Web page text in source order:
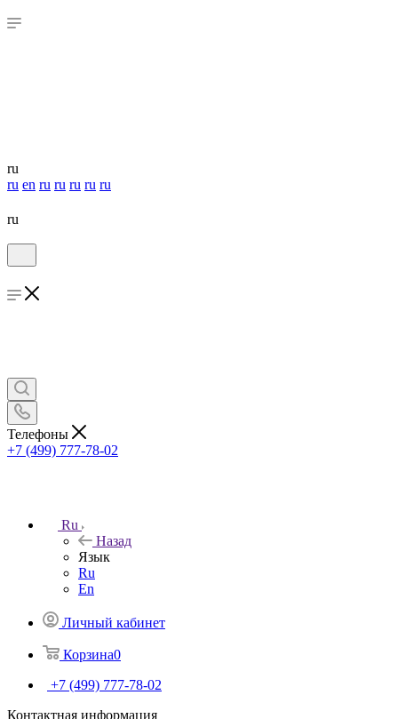
ru
ru en ru ru ru ru ru
ru
Телефоны
+7 (499) 777-78-02
Ru
Назад
Язык
Ru
En
Личный кабинет
Корзина0
+7 (499) 777-78-02
Контактная информация